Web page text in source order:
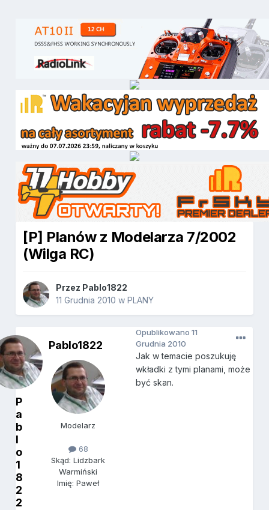
[P] Planów z Modelarza 7/2002
(Wilga RC)
Przez Pablo1822
11 Grudnia 2010 wPLANY
P
a
b
l
o
1
8
2
2
Pablo1822
Modelarz
68
Skąd: Lidzbark
Warmiński
Imię: Paweł
Opublikowano11
Grudnia 2010
Jak w temacie poszukuję
wkładki z tymi planami, może
być skan.